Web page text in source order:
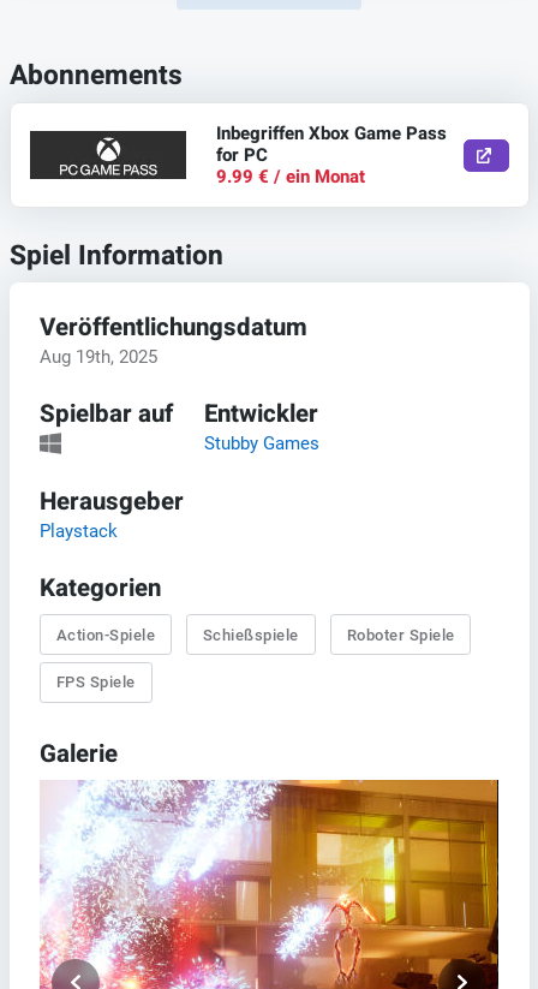
Abonnements
Inbegriffen Xbox Game Pass
for PC
9.99 € / ein Monat
Spiel Information
Veröffentlichungsdatum
Aug 19th, 2025
Spielbar auf Entwickler
Stubby Games
Herausgeber
Playstack
Kategorien
Action-Spiele Schießspiele Roboter Spiele
FPS Spiele
Galerie